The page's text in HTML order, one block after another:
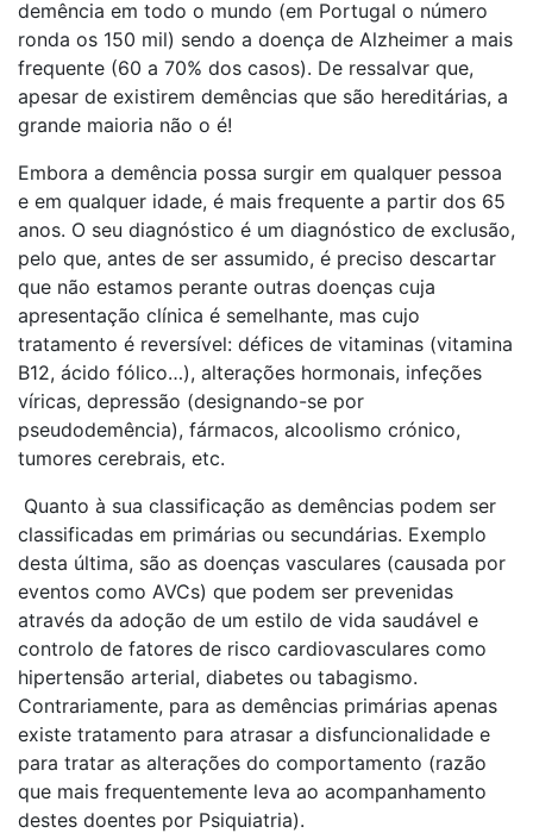
demência em todo o mundo (em Portugal o número
ronda os 150 mil) sendo a doença de Alzheimer a mais
frequente (60 a 70% dos casos). De ressalvar que,
apesar de existirem demências que são hereditárias, a
grande maioria não o é!
Embora a demência possa surgir em qualquer pessoa
e em qualquer idade, é mais frequente a partir dos 65
anos. O seu diagnóstico é um diagnóstico de exclusão,
pelo que, antes de ser assumido, é preciso descartar
que não estamos perante outras doenças cuja
apresentação clínica é semelhante, mas cujo
tratamento é reversível: défices de vitaminas (vitamina
B12, ácido fólico…), alterações hormonais, infeções
víricas, depressão (designando-se por
pseudodemência), fármacos, alcoolismo crónico,
tumores cerebrais, etc.
Quanto à sua classificação as demências podem ser
classificadas em primárias ou secundárias. Exemplo
desta última, são as doenças vasculares (causada por
eventos como AVCs) que podem ser prevenidas
através da adoção de um estilo de vida saudável e
controlo de fatores de risco cardiovasculares como
hipertensão arterial, diabetes ou tabagismo.
Contrariamente, para as demências primárias apenas
existe tratamento para atrasar a disfuncionalidade e
para tratar as alterações do comportamento (razão
que mais frequentemente leva ao acompanhamento
destes doentes por Psiquiatria).